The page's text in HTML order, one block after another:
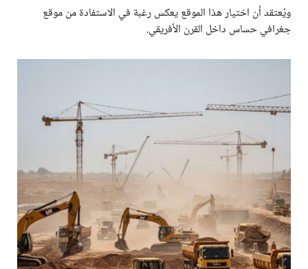
ويُعتقد أن اختيار هذا الموقع يعكس رغبة في الاستفادة من موقع
جغرافي حساس داخل القرن الأفريقي.